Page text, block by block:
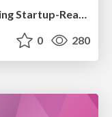
From Legacy to Launchpad: Building Startup-Ready Communities
0 280